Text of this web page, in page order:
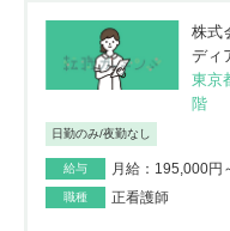
株式
ディ
東京
階
日勤のみ/夜勤なし
給与 月給：195,000円
職種 正看護師